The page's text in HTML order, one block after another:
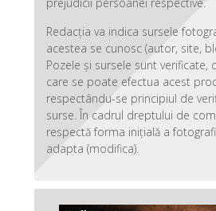
Redacția va indica sursele
acestea se cunosc (autor, site,
Pozele și sursele sunt verificate,
care se poate efectua acest
respectându-se principiul de
surse. În cadrul dreptului de
respectă forma inițială a
adapta (modifica).